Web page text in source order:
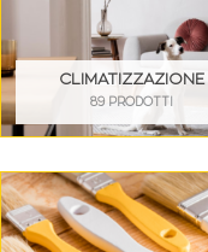
CLIMATIZZAZIONE
89 PRODOTTI